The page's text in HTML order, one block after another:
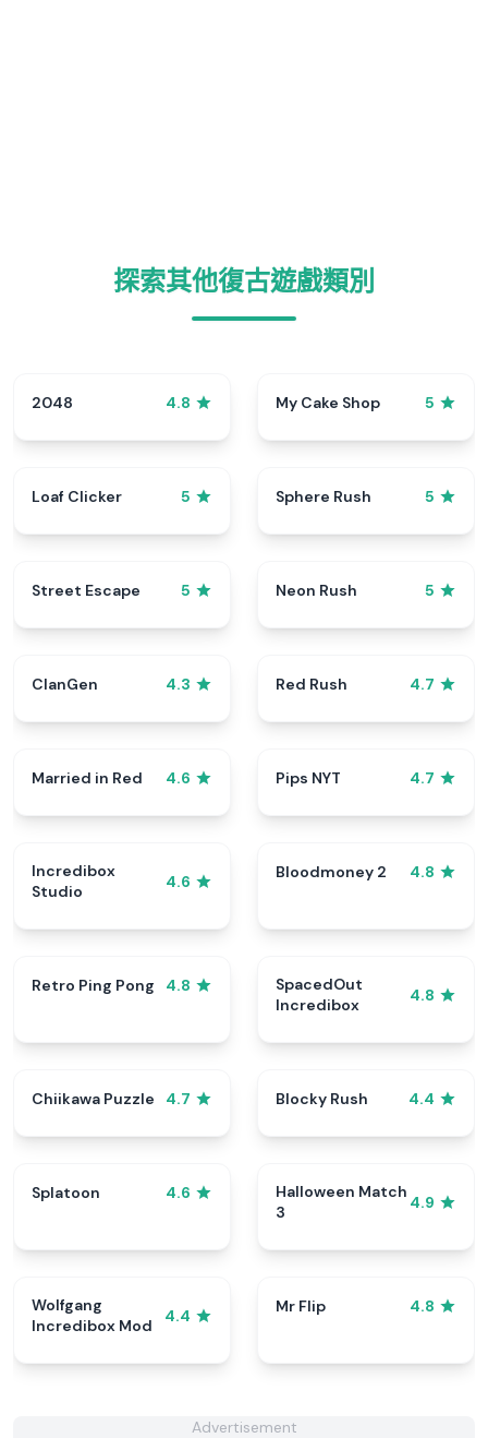
探索其他復古遊戲類別
2048 4.8 My Cake Shop 5
Loaf Clicker 5 Sphere Rush 5
Street Escape 5 Neon Rush 5
ClanGen 4.3 Red Rush 4.7
Married in Red 4.6 Pips NYT 4.7
Incredibox
Studio
4.6
Bloodmoney 2 4.8
Retro Ping Pong 4.8
SpacedOut
Incredibox
4.8
Chiikawa Puzzle 4.7 Blocky Rush 4.4
Splatoon 4.6
Halloween Match
3
4.9
Wolfgang
Incredibox Mod
4.4
Mr Flip 4.8
Advertisement